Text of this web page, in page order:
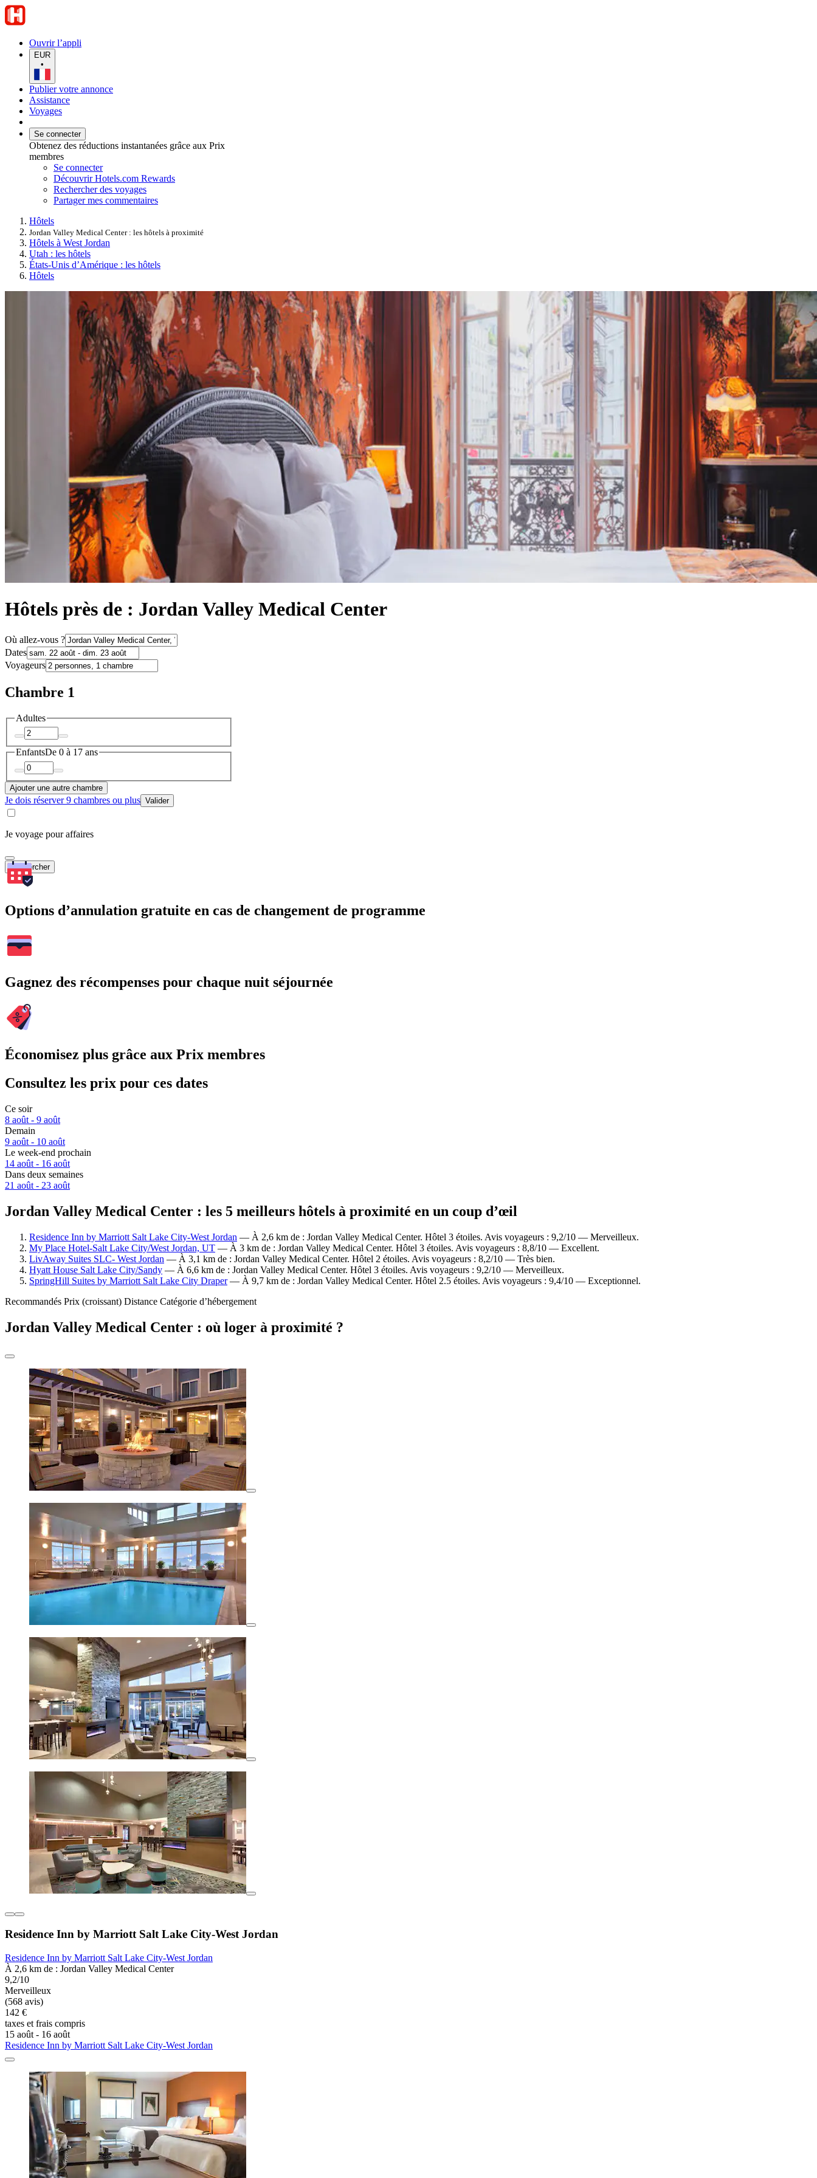
Ouvrir l’appli
EUR
•
Publier votre annonce
Assistance
Voyages
Se connecter
Obtenez des réductions instantanées grâce aux Prix
membres
Se connecter
Découvrir Hotels.com Rewards
Rechercher des voyages
Partager mes commentaires
Hôtels
Jordan Valley Medical Center : les hôtels à proximité
Hôtels à West Jordan
Utah : les hôtels
États-Unis d’Amérique : les hôtels
Hôtels
Hôtels près de : Jordan Valley Medical Center
Où allez-vous ?
Dates
Voyageurs
Chambre 1
Adultes
EnfantsDe 0 à 17 ans
Ajouter une autre chambre
Je dois réserver 9 chambres ou plus Valider
Je voyage pour affaires
Rechercher
Options d’annulation gratuite en cas de changement de programme
Gagnez des récompenses pour chaque nuit séjournée
Économisez plus grâce aux Prix membres
Consultez les prix pour ces dates
Ce soir
8 août - 9 août
Demain
9 août - 10 août
Le week-end prochain
14 août - 16 août
Dans deux semaines
21 août - 23 août
Jordan Valley Medical Center : les 5 meilleurs hôtels à proximité en un coup d’œil
Residence Inn by Marriott Salt Lake City-West Jordan — À 2,6 km de : Jordan Valley Medical Center. Hôtel 3 étoiles. Avis voyageurs : 9,2/10 — Merveilleux.
My Place Hotel-Salt Lake City/West Jordan, UT — À 3 km de : Jordan Valley Medical Center. Hôtel 3 étoiles. Avis voyageurs : 8,8/10 — Excellent.
LivAway Suites SLC- West Jordan — À 3,1 km de : Jordan Valley Medical Center. Hôtel 2 étoiles. Avis voyageurs : 8,2/10 — Très bien.
Hyatt House Salt Lake City/Sandy — À 6,6 km de : Jordan Valley Medical Center. Hôtel 3 étoiles. Avis voyageurs : 9,2/10 — Merveilleux.
SpringHill Suites by Marriott Salt Lake City Draper— À 9,7 km de : Jordan Valley Medical Center. Hôtel 2.5 étoiles. Avis voyageurs : 9,4/10 — Exceptionnel.
Recommandés Prix (croissant) Distance Catégorie d’hébergement
Jordan Valley Medical Center : où loger à proximité ?
Residence Inn by Marriott Salt Lake City-West Jordan
Residence Inn by Marriott Salt Lake City-West Jordan
À 2,6 km de : Jordan Valley Medical Center
9,2/10
Merveilleux
(568 avis)
142 €
taxes et frais compris
15 août - 16 août
Residence Inn by Marriott Salt Lake City-West Jordan